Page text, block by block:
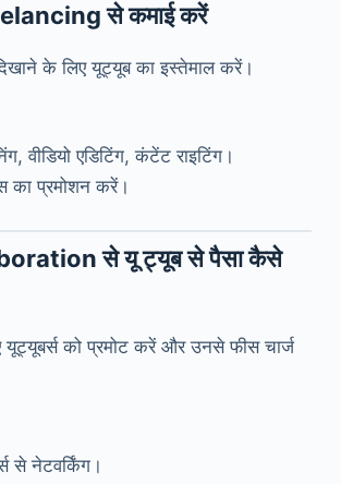
से कमाई करें
के लिए यूट्यूब का इस्तेमाल करें।
वीडियो एडिटिंग, कंटेंट राइटिंग।
का प्रमोशन करें।
से यू ट्यूब से पैसा कैसे
को प्रमोट करें और उनसे फीस चार्ज
से नेटवर्किंग।